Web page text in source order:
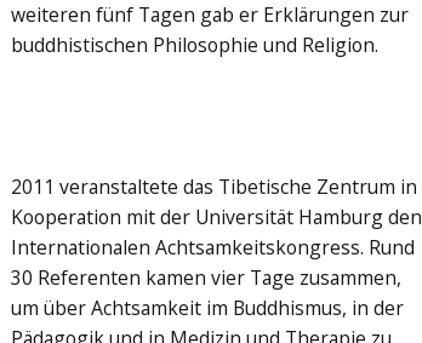
weiteren fünf Tagen gab er Erklärungen zur
buddhistischen Philosophie und Religion.
2011 veranstaltete das Tibetische Zentrum in
Kooperation mit der Universität Hamburg den
Internationalen Achtsamkeitskongress. Rund
30 Referenten kamen vier Tage zusammen,
um über Achtsamkeit im Buddhismus, in der